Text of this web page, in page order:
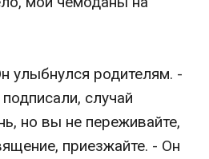
улыбнулся родителям. -
случай
но вы не переживайте,
приезжайте. - Он